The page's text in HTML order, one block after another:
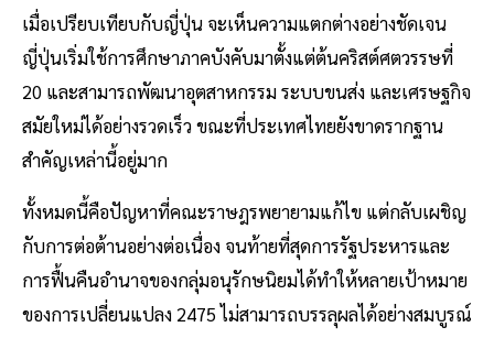
เมื่อเปรียบเทียบกับญี่ปุ่น จะเห็นความแตกต่างอย่างชัดเจน
ญี่ปุ่นเริ่มใช้การศึกษาภาคบังคับมาตั้งแต่ต้นคริสต์ศตวรรษที่
20 และสามารถพัฒนาอุตสาหกรรม ระบบขนส่ง และเศรษฐกิจ
สมัยใหม่ได้อย่างรวดเร็ว ขณะที่ประเทศไทยยังขาดรากฐาน
สำคัญเหล่านี้อยู่มาก
ทั้งหมดนี้คือปัญหาที่คณะราษฎรพยายามแก้ไข แต่กลับเผชิญ
กับการต่อต้านอย่างต่อเนื่อง จนท้ายที่สุดการรัฐประหารและ
การฟื้นคืนอำนาจของกลุ่มอนุรักษนิยมได้ทำให้หลายเป้าหมาย
ของการเปลี่ยนแปลง 2475 ไม่สามารถบรรลุผลได้อย่างสมบูรณ์